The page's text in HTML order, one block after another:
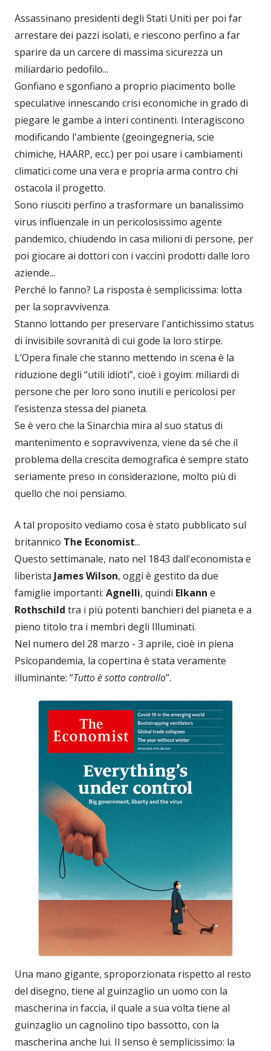
Assassinano presidenti degli Stati Uniti per poi far
arrestare dei pazzi isolati, e riescono perfino a far
sparire da un carcere di massima sicurezza un
miliardario pedofilo...
Gonfiano e sgonfiano a proprio piacimento bolle
speculative innescando crisi economiche in grado di
piegare le gambe a interi continenti. Interagiscono
modificando l'ambiente (geoingegneria, scie
chimiche, HAARP, ecc.) per poi usare i cambiamenti
climatici come una vera e propria arma contro chi
ostacola il progetto.
Sono riusciti perfino a trasformare un banalissimo
virus influenzale in un pericolosissimo agente
pandemico, chiudendo in casa milioni di persone, per
poi giocare ai dottori con i vaccini prodotti dalle loro
aziende...
Perché lo fanno? La risposta è semplicissima: lotta
per la sopravvivenza.
Stanno lottando per preservare l'antichissimo status
di invisibile sovranità di cui gode la loro stirpe.
L’Opera finale che stanno mettendo in scena è la
riduzione degli “utili idioti”, cioè i goyim: miliardi di
persone che per loro sono inutili e pericolosi per
l’esistenza stessa del pianeta.
Se è vero che la Sinarchia mira al suo status di
mantenimento e sopravvivenza, viene da sé che il
problema della crescita demografica è sempre stato
seriamente preso in considerazione, molto più di
quello che noi pensiamo.
A tal proposito vediamo cosa è stato pubblicato sul
britannico The Economist...
Questo settimanale, nato nel 1843 dall'economista e
liberista James Wilson, oggi è gestito da due
famiglie importanti: Agnelli, quindi Elkann e
Rothschild tra i più potenti banchieri del pianeta e a
pieno titolo tra i membri degli Illuminati.
Nel numero del 28 marzo - 3 aprile, cioè in piena
Psicopandemia, la copertina è stata veramente
illuminante: “Tutto è sotto controllo”.
Una mano gigante, sproporzionata rispetto al resto
del disegno, tiene al guinzaglio un uomo con la
mascherina in faccia, il quale a sua volta tiene al
guinzaglio un cagnolino tipo bassotto, con la
mascherina anche lui. Il senso è semplicissimo: la